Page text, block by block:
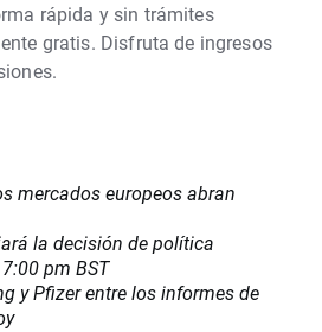
rápida y sin trámites
gratis. Disfruta de ingresos
mercados europeos abran
la decisión de política
pm BST
y Pfizer entre los informes de